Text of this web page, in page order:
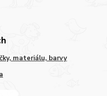
materiálu, barvy